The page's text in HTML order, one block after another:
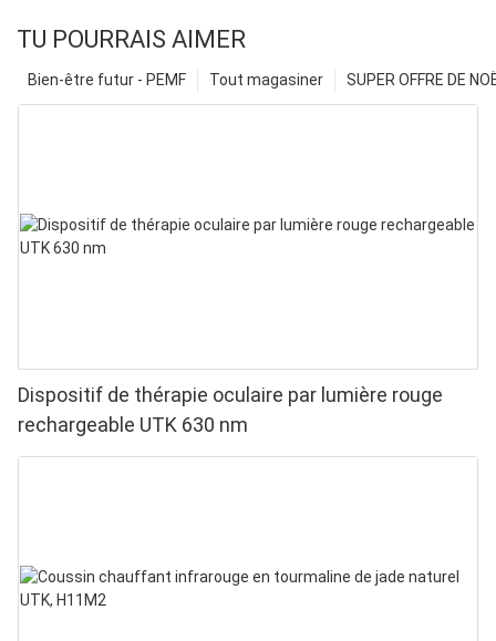
TU POURRAIS AIMER
SUPER OFFRE DE
Tout magasiner
Bien-être futur - PEMF
Dispositif de thérapie oculaire par lumière rouge
rechargeable UTK 630 nm